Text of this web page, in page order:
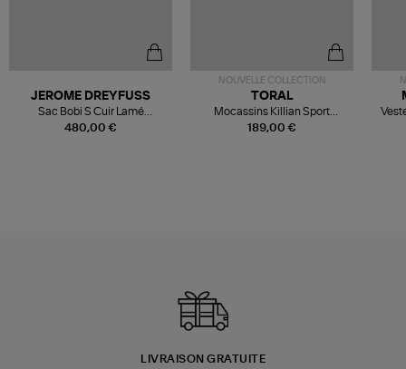
480,00 €
JEROME DREYFUSS
Sac Bobi S Cuir Lamé
Champagne
NOUVELLE COLLECTION
189,00 €
TORAL
Mocassins Killian Sport
Mousse
LIVRAISON GRATUITE